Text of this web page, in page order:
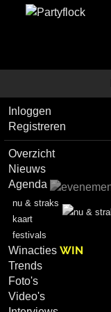
Inloggen
Registreren
Overzicht
Nieuws
Agenda
nu & straks
kaart
festivals
WinactiesWIN
Trends
Foto's
Video's